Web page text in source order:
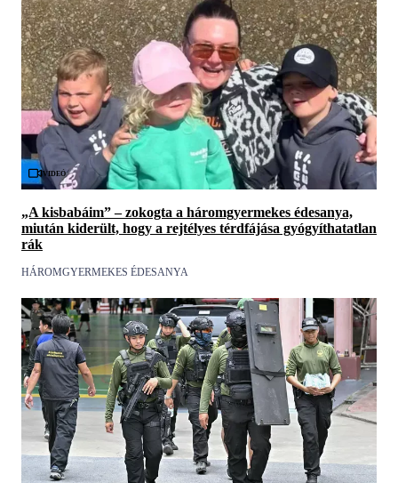
Videó
„A kisbabáim” – zokogta a háromgyermekes édesanya,
miután kiderült, hogy a rejtélyes térdfájása gyógyíthatatlan
rák
HÁROMGYERMEKES ÉDESANYA